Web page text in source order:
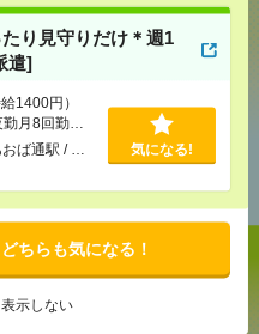
り見守りだけ＊週1
遣]
給1400円）
月8回勤務
ば通駅 / … 気になる!
どちらも気になる！
示しない
ト
らの
設でおばあちゃんの
[派遣]